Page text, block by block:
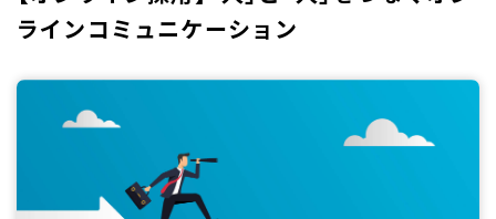
ラインコミュニケーション